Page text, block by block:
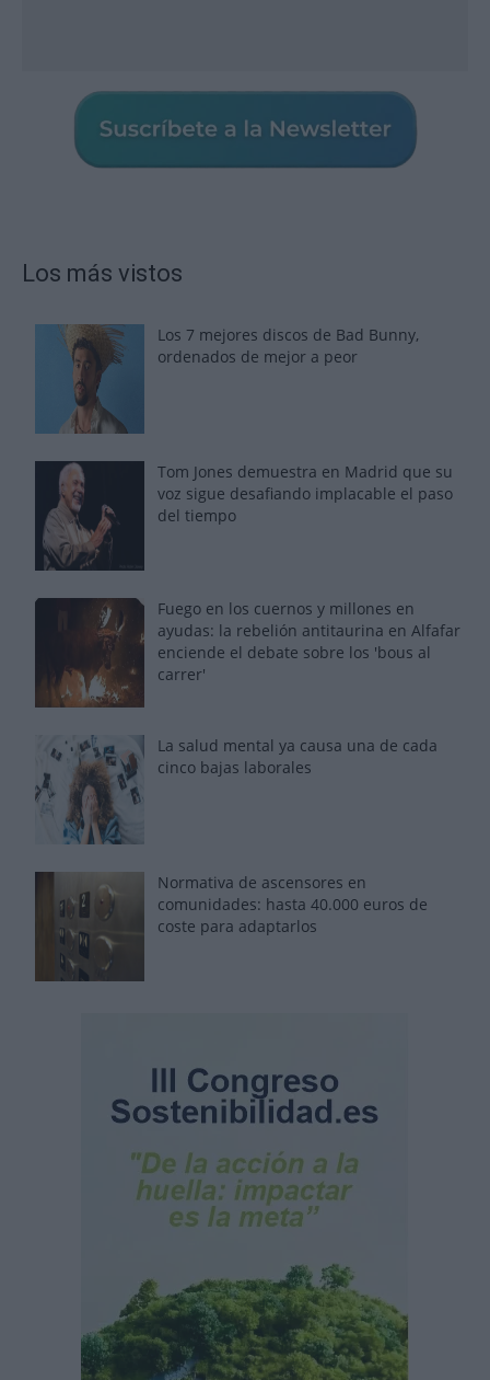
Los más vistos
Los 7 mejores discos de Bad Bunny,
ordenados de mejor a peor
Tom Jones demuestra en Madrid que su
voz sigue desafiando implacable el paso
del tiempo
Fuego en los cuernos y millones en
ayudas: la rebelión antitaurina en Alfafar
enciende el debate sobre los 'bous al
carrer'
La salud mental ya causa una de cada
cinco bajas laborales
Normativa de ascensores en
comunidades: hasta 40.000 euros de
coste para adaptarlos